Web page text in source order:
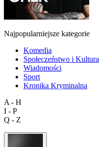
Najpopularniejsze kategorie
Komedia
Społeczeństwo i Kultura
Wiadomości
Sport
Kronika Kryminalna
A - H
I - P
Q - Z